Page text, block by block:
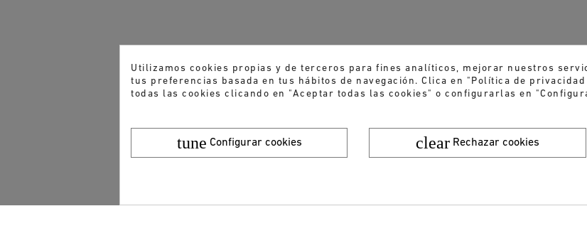
Utilizamos cookies propias y de terceros para fines analíticos, mejorar nuestros
tus preferencias basada en tus hábitos de navegación. Clica en "Política de
todas las cookies clicando en "Aceptar todas las cookies" o configurarlas en
clear Rechazar cookies
tune Configurar cookies